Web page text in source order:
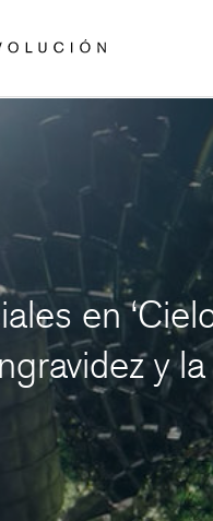
en
y